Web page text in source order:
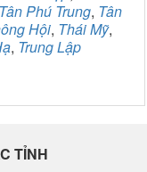
Tân Phú Trung, Tân
Hội, Thái Mỹ,
, Trung Lập
TỈNH